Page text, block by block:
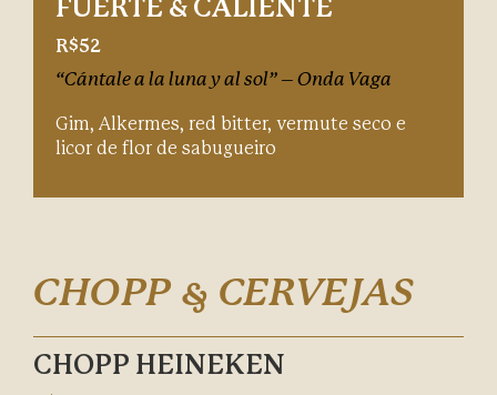
FUERTE & CALIENTE
R$52
“Cántale a la luna y al sol” – Onda Vaga
Gim, Alkermes, red bitter, vermute seco e
licor de flor de sabugueiro
CHOPP & CERVEJAS
CHOPP HEINEKEN